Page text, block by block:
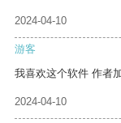
2024-04-10
游客
我喜欢这个软件 作者
2024-04-10